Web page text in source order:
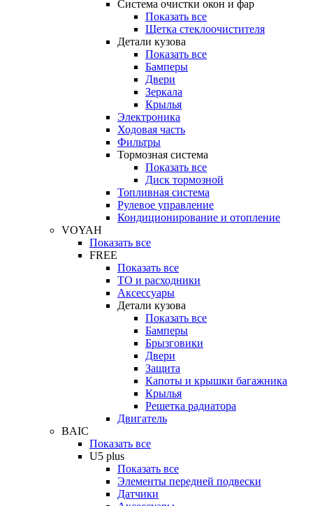
Система очистки окон и фар
Показать все
Щетка стеклоочистителя
Детали кузова
Показать все
Бамперы
Двери
Зеркала
Крылья
Электроника
Ходовая часть
Фильтры
Тормозная система
Показать все
Диск тормозной
Топливная система
Рулевое управление
Кондиционирование и отопление
VOYAH
Показать все
FREE
Показать все
ТО и расходники
Аксессуары
Детали кузова
Показать все
Бамперы
Брызговики
Двери
Защита
Капоты и крышки багажника
Крылья
Решетка радиатора
Двигатель
BAIC
Показать все
U5 plus
Показать все
Элементы передней подвески
Датчики